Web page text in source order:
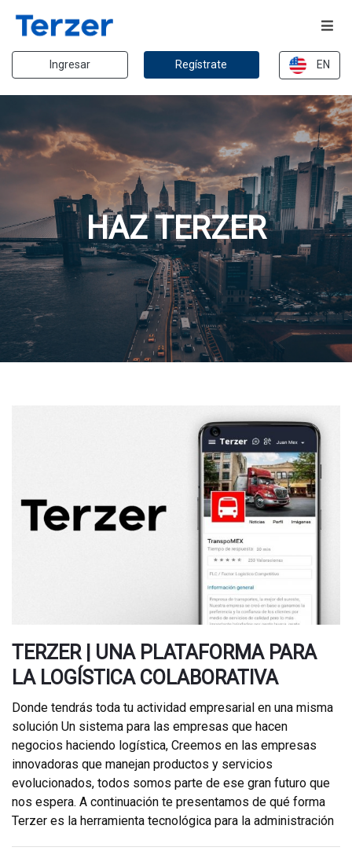
Ingresar Regístrate EN
HAZ TERZER
TERZER | UNA PLATAFORMA PARA
LA LOGÍSTICA COLABORATIVA
Donde tendrás toda tu actividad empresarial en una misma
solución Un sistema para las empresas que hacen
negocios haciendo logística, Creemos en las empresas
innovadoras que manejan productos y servicios
evolucionados, todos somos parte de ese gran futuro que
nos espera. A continuación te presentamos de qué forma
Terzer es la herramienta tecnológica para la administración